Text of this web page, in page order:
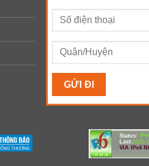
Status:
Last:2020-
VIA IPv4